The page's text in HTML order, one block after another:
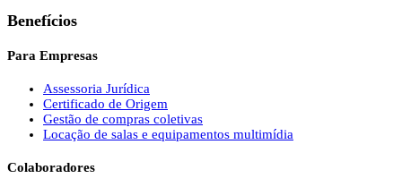
Benefícios
Para Empresas
Assessoria Jurídica
Certificado de Origem
Gestão de compras coletivas
Locação de salas e equipamentos multimídia
Colaboradores